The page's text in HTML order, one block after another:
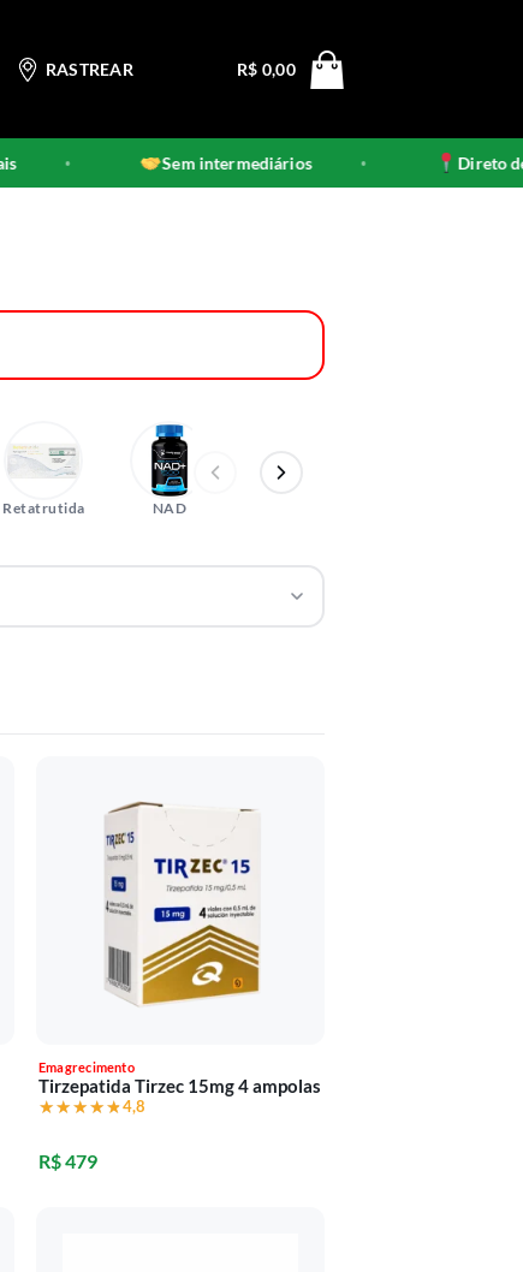
RASTREAR R$ 0,00
Sem intermediários • Direto de Ciudad del
Retatrutida NAD
Emagrecimento
Tirzepatida Tirzec 15mg 4 ampolas
★★★★★
★★★★★4,8
R$ 479